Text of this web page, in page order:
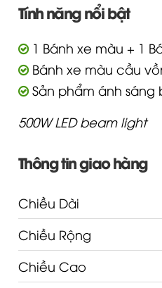
Tính năng nổi bật
1 Bánh xe màu + 1
Bánh xe màu cầu
Sản phẩm ánh sáng
500W LED beam light
Thông tin giao hàng
Chiều Dài
Chiều Rộng
Chiều Cao